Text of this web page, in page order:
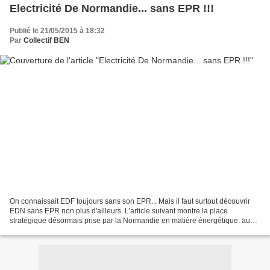
Electricité De Normandie... sans EPR !!!
Publié le 21/05/2015 à 18:32
Par Collectif BEN
On connaissait EDF toujours sans son EPR... Mais il faut surtout découvrir
EDN sans EPR non plus d'ailleurs. L'article suivant montre la place
stratégique désormais prise par la Normandie en matière énergétique: au